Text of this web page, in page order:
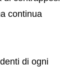
continua
di ogni